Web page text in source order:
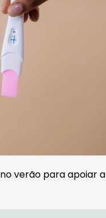
verão para apoiar a